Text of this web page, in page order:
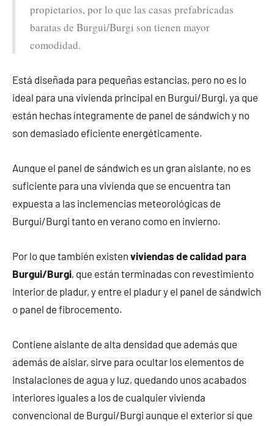
propietarios, por lo que las casas prefabricadas
baratas de Burgui/Burgi son tienen mayor
comodidad.
Está diseñada para pequeñas estancias, pero no es lo
ideal para una vivienda principal en Burgui/Burgi, ya que
están hechas íntegramente de panel de sándwich y no
son demasiado eficiente energéticamente.
Aunque el panel de sándwich es un gran aislante, no es
suficiente para una vivienda que se encuentra tan
expuesta a las inclemencias meteorológicas de
Burgui/Burgi tanto en verano como en invierno.
Por lo que también existen viviendas de calidad para
Burgui/Burgi, que están terminadas con revestimiento
interior de pladur, y entre el pladur y el panel de sándwich
o panel de fibrocemento.
Contiene aislante de alta densidad que además que
además de aislar, sirve para ocultar los elementos de
instalaciones de agua y luz, quedando unos acabados
interiores iguales a los de cualquier vivienda
convencional de Burgui/Burgi aunque el exterior sí que